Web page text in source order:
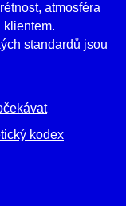
atmosféra
klientem.
standardů jsou
kodex